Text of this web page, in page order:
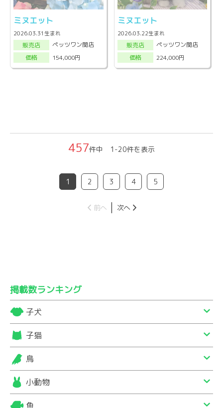
ミヌエット
2026.03.31生まれ
販売店
ペッツワン関店
価格
154,000円
ミヌエット
2026.03.22生まれ
販売店
ペッツワン関店
価格
224,000円
457件中 1-20件を表示
1 2 3 4 5
前へ 次へ
掲載数ランキング
子犬
子猫
鳥
小動物
魚